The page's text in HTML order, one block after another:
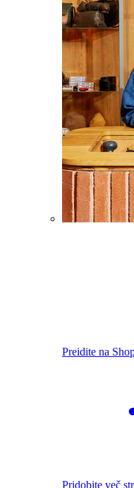
Preidite na
Pridobite več